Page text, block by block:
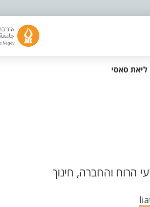
ליאת סאסי
הרוח והחברה, חינוך